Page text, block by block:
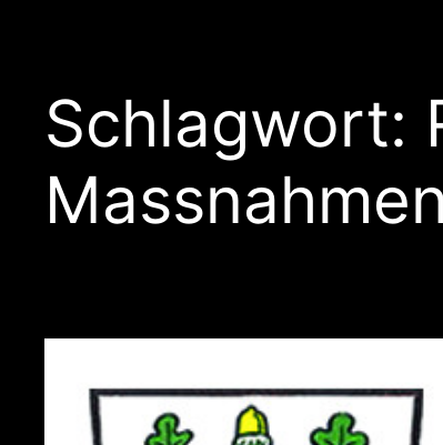
Schlagwort:
Massnahmen